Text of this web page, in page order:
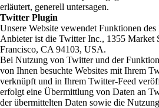
erläutert, generell untersagen.
Twitter Plugin
Unsere Website vewendet Funktionen
Anbieter ist die Twitter Inc., 1355 Market
Francisco, CA 94103, USA.
Bei Nutzung von Twitter und der
von Ihnen besuchte Websites mit Ihrem
verknüpft und in Ihrem Twitter-Feed
erfolgt eine Übermittlung von Daten an
der übermittelten Daten sowie die